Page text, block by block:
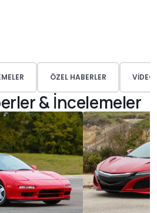
ÖZEL HABERLER
& İncelemeler